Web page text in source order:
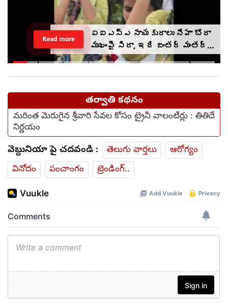
ఏఐఎస్ఎ నాయకురాలు నేహా బోరా
ముఖంపై సిరా, ఇది జంతర్ మంతర్
కాదంటూ...
Read more
తర్వాతి కథనం
మరింత మెరుగైన శ్రీవారి సేవల కోసం ట్రైనీ వాలంటీర్లు : తితిదే
నిర్ణయం
వెబ్దునియా పై చదవండి : తెలుగు వార్తలు
ఆరోగ్యం
వినోదం
పంచాంగం ట్రెండింగ్..